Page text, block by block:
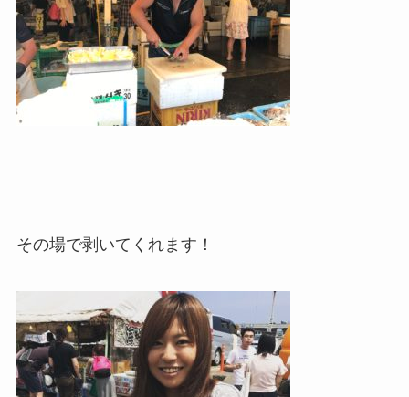
その場で剥いてくれます！